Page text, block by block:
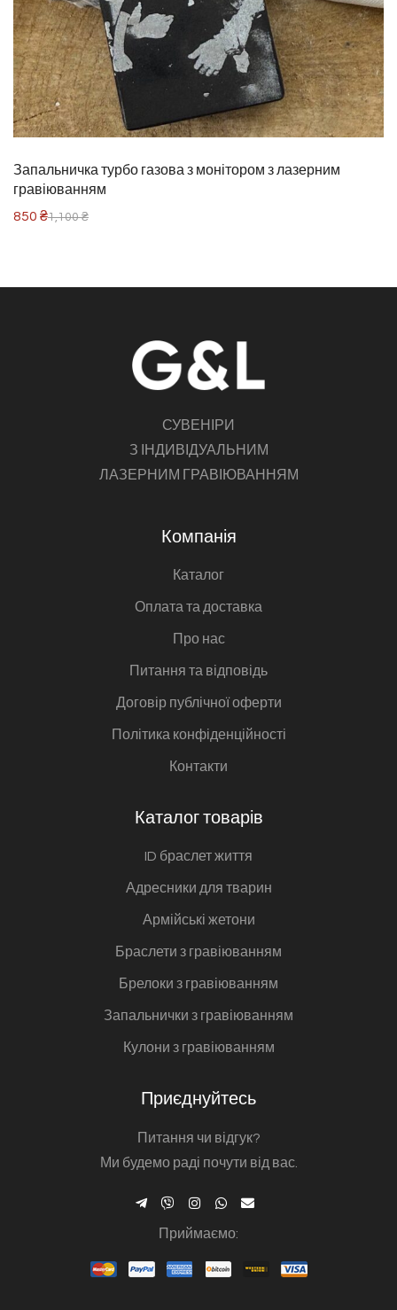
Запальничка турбо газова з монітором з лазерним
гравіюванням
1,100₴
850 ₴
СУВЕНІРИ
З ІНДИВІДУАЛЬНИМ
ЛАЗЕРНИМ ГРАВІЮВАННЯМ
Компанія
Каталог
Оплата та доставка
Про нас
Питання та відповідь
Договір публічної оферти
Політика конфіденційності
Контакти
Каталог товарів
ID браслет життя
Адресники для тварин
Армійські жетони
Браслети з гравіюванням
Брелоки з гравіюванням
Запальнички з гравіюванням
Кулони з гравіюванням
Приєднуйтесь
Питання чи відгук?
Ми будемо раді почути від вас.
Приймаємо: